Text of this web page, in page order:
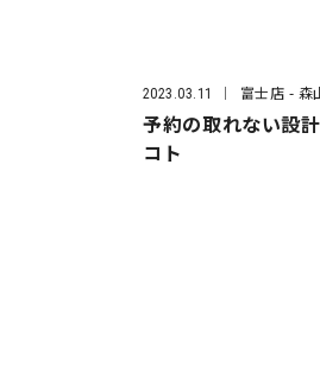
2023.03.11 富士店 - 森
予約の取れない設
コト